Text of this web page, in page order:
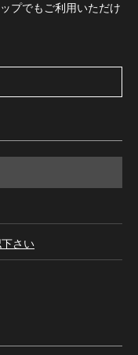
プでもご利用いただけ
さい